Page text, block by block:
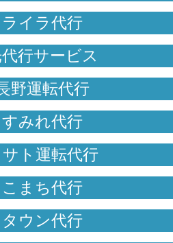
ライラ代行
行サービス
野運転代行
すみれ代行
サト運転代行
こまち代行
タウン代行